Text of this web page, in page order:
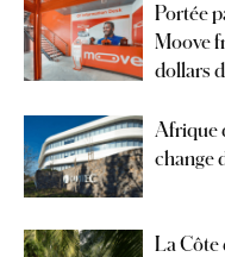
Portée
Moove
dollars
Afrique
change
La Côte